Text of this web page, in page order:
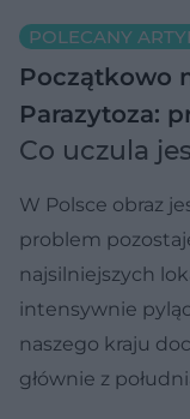
POLECANY
Początkowo
Parazytoza:
Co uczula
W Polsce obraz
problem
najsilniejszych
intensywnie
naszego kraju
głównie z